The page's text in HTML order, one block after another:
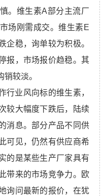
。维生素A部分主流厂
场刚需成交。维生素E
企稳，询单较为积极。
报，市场报价趋稳。其
较淡。
行业风向标的维生素，
较大幅度下跌后，陆续
消息。部分产品不同供
可见，仍然有供应商希
的是某些生产厂家具有
带来的市场竞争力。欧
询问最新的报价，在犹